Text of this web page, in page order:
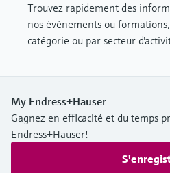
Trouvez rapidement des
nos événements ou
catégorie ou par secteur
My Endress+Hauser
Gagnez en efficacité et du temps
Endress+Hauser!